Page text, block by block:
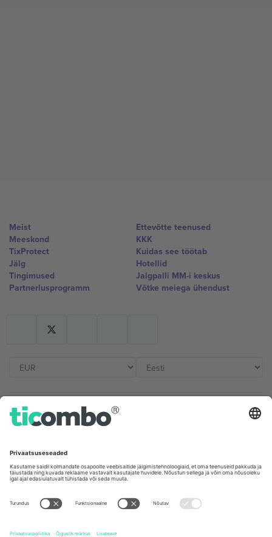
Meist
Meeskond
TixProtect
Jälg
Tingimused
Partnerlusprogramm
Ettevõtte teenused
KKK
Kuidas see töötab
Hotellid
Jalgpalli MM-i keskus
Võtke meiega ühendust
Kontorid ja tugi
Unter den Linden 24, 10117
Berlin, Germany
London, EC1V 1AW, United
Kingdom
United States
Switzerland